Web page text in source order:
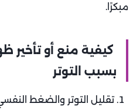
مبكرًا.
كيفية منع أو تأخير
بسبب التوتر
تقليل التوتر والضغط